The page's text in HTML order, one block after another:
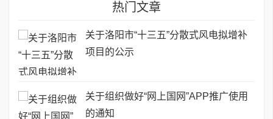
热门文章
关于洛阳市“十三五”分散式风电拟增补
项目的公示
关于组织做好“网上国网”APP推广使用
的通知